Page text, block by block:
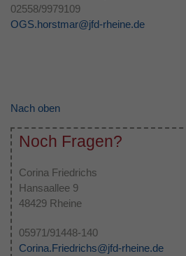
02558/9979109
OGS.horstmar@jfd-rheine.de
Nach oben
Noch Fragen?
Corina Friedrichs
Hansaallee 9
48429 Rheine
05971/91448-140
Corina.Friedrichs@jfd-rheine.de